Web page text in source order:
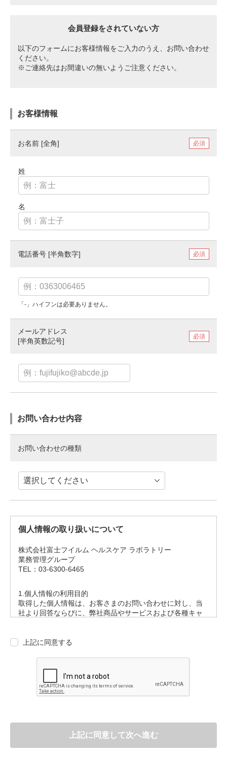
会員登録をされていない方
以下のフォームにお客様情報をご入力のうえ、お問い合わせ
ください。
※ご連絡先はお間違いの無いようご注意ください。
お客様情報
お名前 [全角]
姓
名
電話番号 [半角数字]
「-」ハイフンは必要ありません。
メールアドレス
[半角英数記号]
お問い合わせ内容
お問い合わせの種類
個人情報の取り扱いについて
株式会社富士フイルム ヘルスケア ラボラトリー
業務管理グループ
TEL：03-6300-6465
1.個人情報の利用目的
取得した個人情報は、お客さまのお問い合わせに対し、当
社より回答ならびに、弊社商品やサービスおよび各種キャ
お問い合わせいただいた内容により、当社製品・サービス
を提供する当社グループ会社にて対応することが適当と当
社で判断した場合、当社グループ会社よりお客さまのお問
い合わせに回答させていただく目的で、お客さまの個人情
本人からの求めにより、当社が保有する開示対象個人情報
の利用目的の通知・開示・内容の訂正・追加または削除・
上記に同意する
上記に同意して次へ進む